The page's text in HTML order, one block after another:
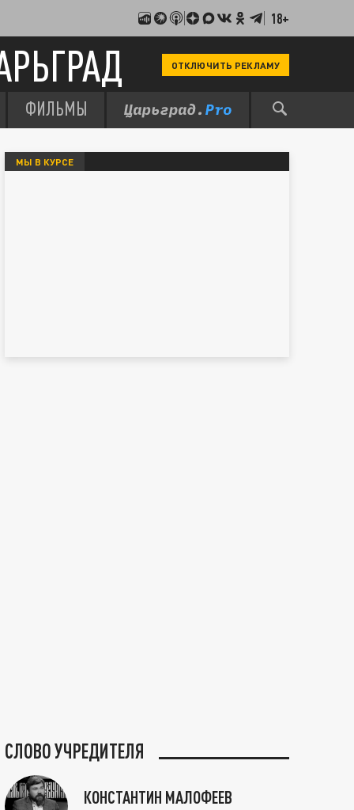
18+
ОТКЛЮЧИТЬ РЕКЛАМУ
ФИЛЬМЫ
МЫ В КУРСЕ
СЛОВО УЧРЕДИТЕЛЯ
КОНСТАНТИН МАЛОФЕЕВ